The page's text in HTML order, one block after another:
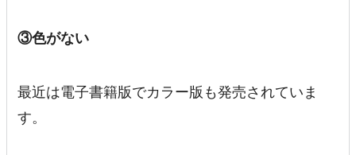
③色がない
最近は電子書籍版でカラー版も発売されていま
す。